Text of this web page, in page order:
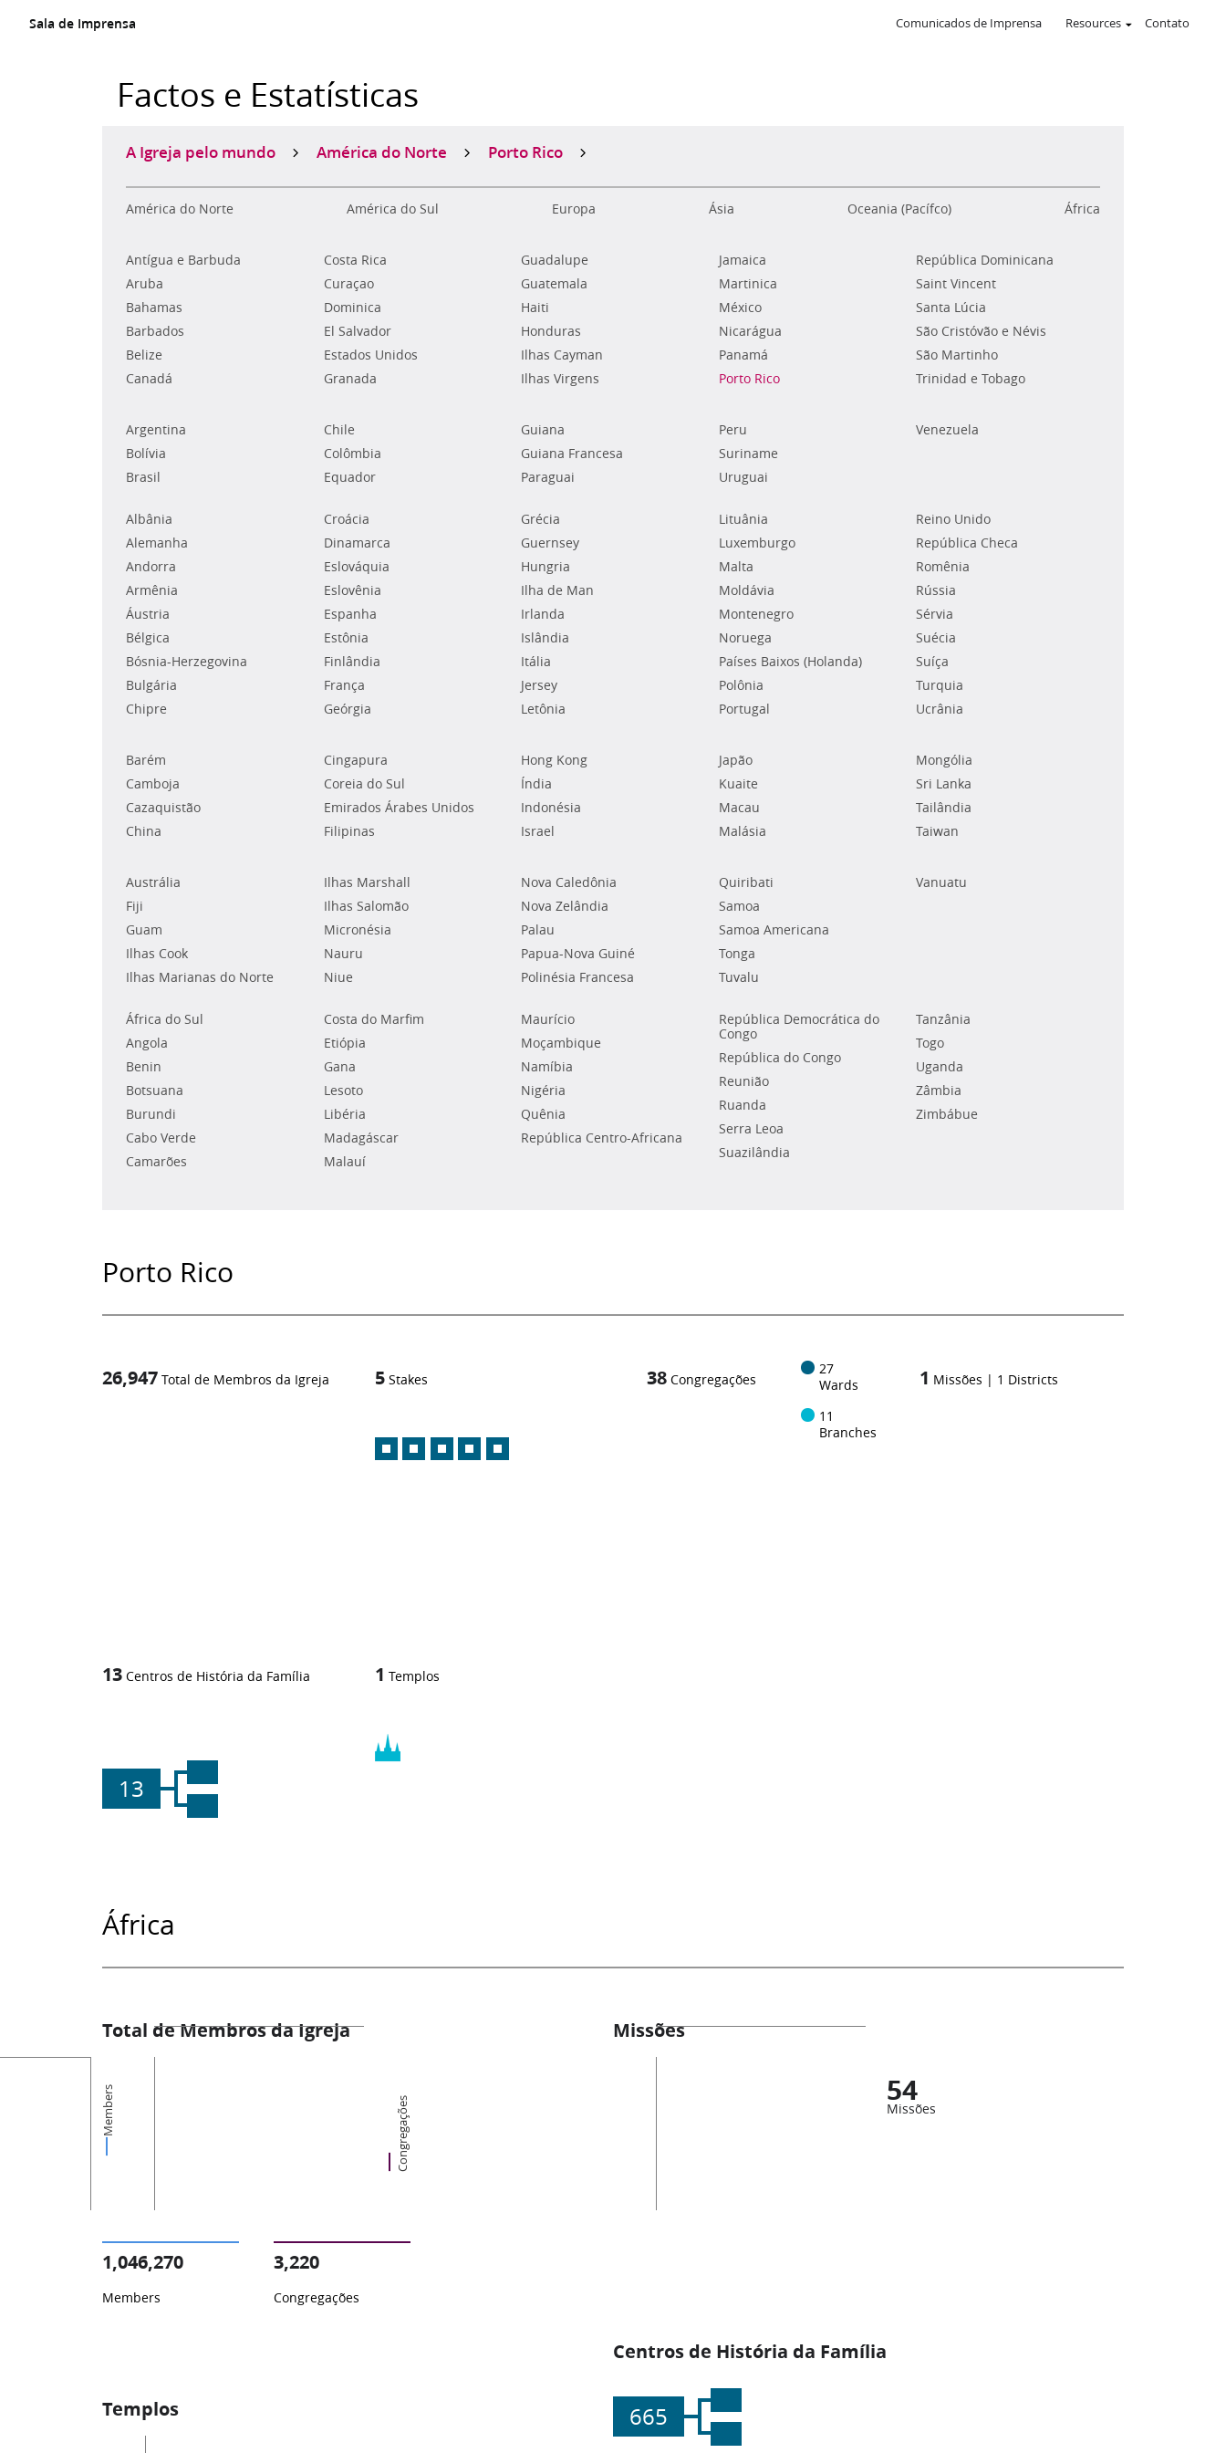
Sala de Imprensa Comunicados de Imprensa Resources Contato
Factos e Estatísticas
A Igreja pelo mundo América do Norte Porto Rico
América do Norte América do Sul Europa Ásia Oceania (Pacífco) África
Antígua e Barbuda
Aruba
Bahamas
Barbados
Belize
Canadá
Costa Rica
Curaçao
Dominica
El Salvador
Estados Unidos
Granada
Guadalupe
Guatemala
Haiti
Honduras
Ilhas Cayman
Ilhas Virgens
Jamaica
Martinica
México
Nicarágua
Panamá
Porto Rico
República Dominicana
Saint Vincent
Santa Lúcia
São Cristóvão e Névis
São Martinho
Trinidad e Tobago
Argentina
Bolívia
Brasil
Chile
Colômbia
Equador
Guiana
Guiana Francesa
Paraguai
Peru
Suriname
Uruguai
Venezuela
Albânia
Alemanha
Andorra
Armênia
Áustria
Bélgica
Bósnia-Herzegovina
Bulgária
Chipre
Croácia
Dinamarca
Eslováquia
Eslovênia
Espanha
Estônia
Finlândia
França
Geórgia
Grécia
Guernsey
Hungria
Ilha de Man
Irlanda
Islândia
Itália
Jersey
Letônia
Lituânia
Luxemburgo
Malta
Moldávia
Montenegro
Noruega
Países Baixos (Holanda)
Polônia
Portugal
Reino Unido
República Checa
Romênia
Rússia
Sérvia
Suécia
Suíça
Turquia
Ucrânia
Barém
Camboja
Cazaquistão
China
Cingapura
Coreia do Sul
Emirados Árabes Unidos
Filipinas
Hong Kong
Índia
Indonésia
Israel
Japão
Kuaite
Macau
Malásia
Mongólia
Sri Lanka
Tailândia
Taiwan
Austrália
Fiji
Guam
Ilhas Cook
Ilhas Marianas do Norte
Ilhas Marshall
Ilhas Salomão
Micronésia
Nauru
Niue
Nova Caledônia
Nova Zelândia
Palau
Papua-Nova Guiné
Polinésia Francesa
Quiribati
Samoa
Samoa Americana
Tonga
Tuvalu
Vanuatu
África do Sul
Angola
Benin
Botsuana
Burundi
Cabo Verde
Camarões
Costa do Marfim
Etiópia
Gana
Lesoto
Libéria
Madagáscar
Malauí
Maurício
Moçambique
Namíbia
Nigéria
Quênia
República Centro-Africana
República Democrática do
Congo
República do Congo
Reunião
Ruanda
Serra Leoa
Suazilândia
Tanzânia
Togo
Uganda
Zâmbia
Zimbábue
Porto Rico
26,947 Total de Membros da Igreja 5 Stakes 38 Congregações
27
Wards
11
Branches
13 Centros de História da Família
13
1 Templos
1 Missões | 1 Districts
África
Total de Membros da Igreja
Members Congregações
1,046,270
Members
3,220
Congregações
Missões
54
Missões
Centros de História da Família
665
Templos